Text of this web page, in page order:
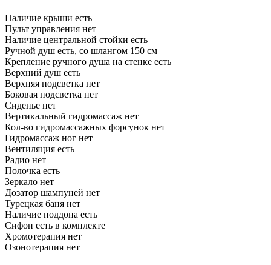
Наличие крыши есть
Пульт управления нет
Наличие центральной стойки есть
Ручной душ есть, со шлангом 150 см
Крепление ручного душа на стенке есть
Верхний душ есть
Верхняя подсветка нет
Боковая подсветка нет
Сиденье нет
Вертикальный гидромассаж нет
Кол-во гидромассажных форсунок нет
Гидромассаж ног нет
Вентиляция есть
Радио нет
Полочка есть
Зеркало нет
Дозатор шампуней нет
Турецкая баня нет
Наличие поддона есть
Сифон есть в комплекте
Хромотерапия нет
Озонотерапия нет